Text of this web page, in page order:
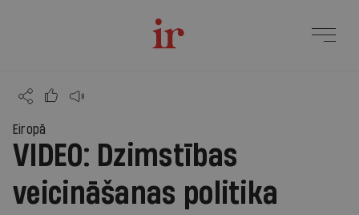
Eiropā
VIDEO: Dzimstības
veicināšanas politika